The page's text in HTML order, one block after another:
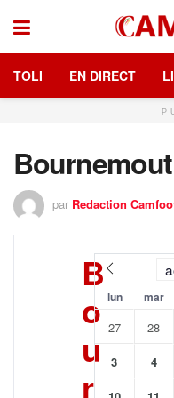
TOLI EN DIRECT
par Redaction
B
o
u
r
lun mar
27 28
3 4